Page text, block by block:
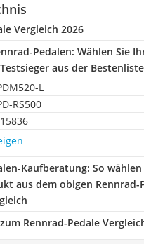
Vergleich 2026
Pedalen: Wählen Sie
aus der
L
RS500
Kaufberatung: So
aus dem obigen Rennrad-
Rennrad-Pedale